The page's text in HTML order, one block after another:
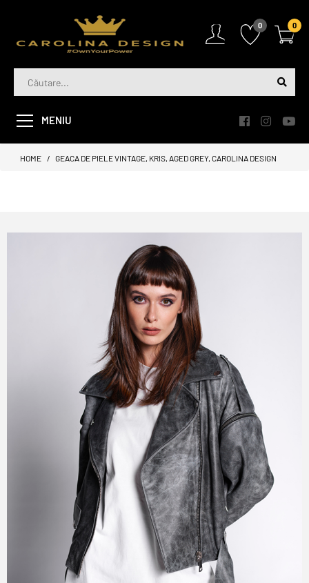
0 0
MENIU
HOME GEACA DE PIELE VINTAGE, KRIS, AGED GREY, CAROLINA DESIGN